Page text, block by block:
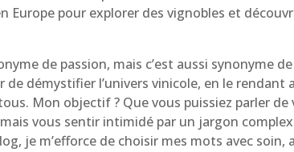
Europe pour explorer des vignobles et
de passion, mais c’est aussi synonyme
de démystifier l’univers vinicole, en le rendant
Mon objectif ? Que vous puissiez parler de
vous sentir intimidé par un jargon
je m’efforce de choisir mes mots avec soin,